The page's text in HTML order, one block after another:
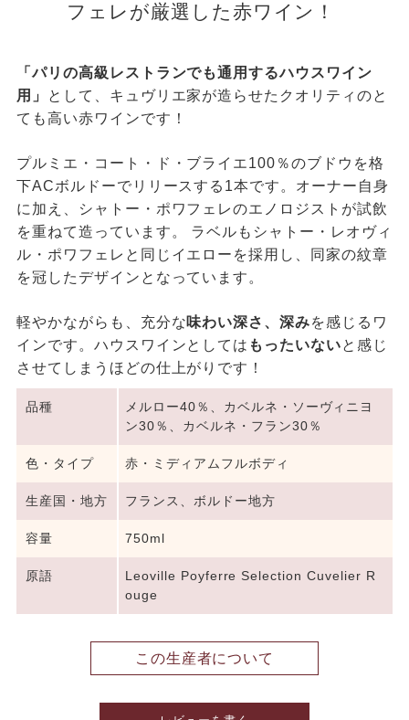
フェレが厳選した赤ワイン！
「パリの高級レストランでも通用するハウスワイン
用」
として、キュヴリエ家が造らせたクオリティのと
ても高い赤ワインです！
プルミエ・コート・ド・ブライエ100％のブドウを格
下ACボルドーでリリースする1本です。オーナー自身
に加え、シャトー・ポワフェレのエノロジストが試飲
を重ねて造っています。 ラベルもシャトー・レオヴィ
ル・ポワフェレと同じイエローを採用し、同家の紋章
を冠したデザインとなっています。
軽やかながらも、充分な味わい深さ、深みを感じるワ
インです。ハウスワインとしては もったいないと感じ
させてしまうほどの仕上がりです！
品種
メルロー40％、カベルネ・ソーヴィニヨ
ン30％、カベルネ・フラン30％
色・タイプ 赤・ミディアムフルボディ
生産国・地方 フランス、ボルドー地方
容量 750ml
原語
Leoville Poyferre Selection Cuvelier R
ouge
この生産者について